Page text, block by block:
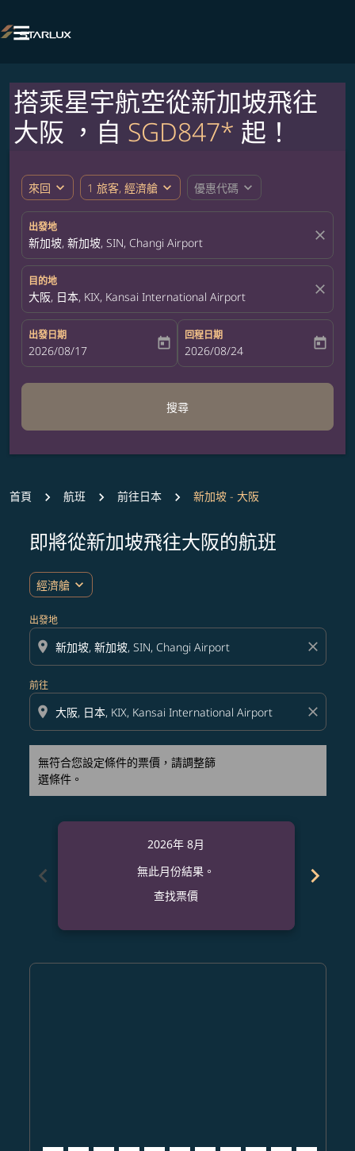

搭乘星宇航空從新加坡飛往
大阪 ，自 SGD847* 起！
來回 expand_more 1 旅客, 經濟艙 expand_more 優惠代碼 expand_more
出發地
新加坡, 新加坡, SIN, Changi Airport close
目的地
大阪, 日本, KIX, Kansai International Airport close
出發日期
fc-booking-departure-date-aria-label
2026/08/17 today
回程日期
fc-booking-return-date-aria-label
2026/08/24 today
搜尋
首頁 航班 前往日本 新加坡 - 大阪
即將從新加坡飛往大阪的航班
經濟艙 expand_more
出發地
location_on close
前往
location_on close
無符合您設定條件的票價，請調整篩
選條件。
無符合您設定條件的票價，請調整篩選條件。
chevron_left
2026年 8月
無此月份結果。
查找票價
chevron_right